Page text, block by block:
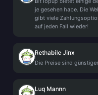
je gesehen habe. Die
gibt viele
auf jeden Fall wieder!
Rethabile Jinx
Die Preise sind
Luq Mannn